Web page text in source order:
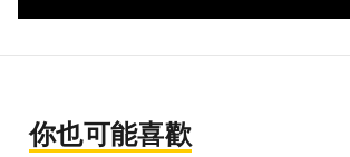
你也可能喜歡